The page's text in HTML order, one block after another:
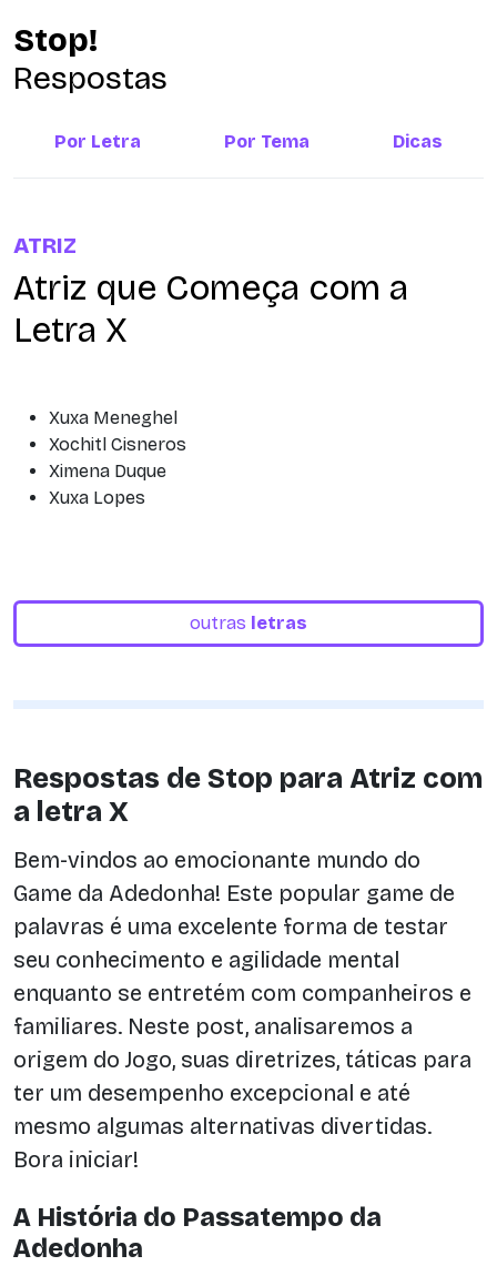
Stop!
Respostas
Por Letra Por Tema Dicas
ATRIZ
Atriz que Começa com a
Letra X
Xuxa Meneghel
Xochitl Cisneros
Ximena Duque
Xuxa Lopes
outras letras
Respostas de Stop para Atriz com
a letra X
Bem-vindos ao emocionante mundo do
Game da Adedonha! Este popular game de
palavras é uma excelente forma de testar
seu conhecimento e agilidade mental
enquanto se entretém com companheiros e
familiares. Neste post, analisaremos a
origem do Jogo, suas diretrizes, táticas para
ter um desempenho excepcional e até
mesmo algumas alternativas divertidas.
Bora iniciar!
A História do Passatempo da
Adedonha